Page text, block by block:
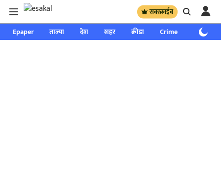
सबस्क्राईब
Epaper ताज्या देश शहर क्रीडा Crime साप्ताहिक